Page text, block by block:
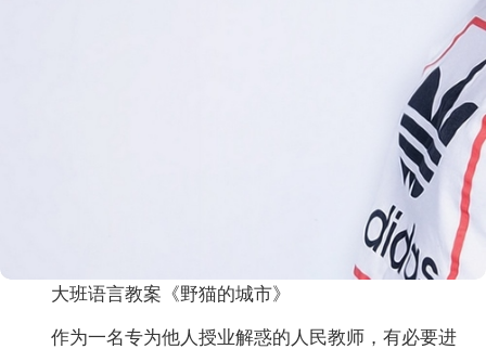
大班语言教案《野猫的城市》
作为一名专为他人授业解惑的人民教师，有必要进